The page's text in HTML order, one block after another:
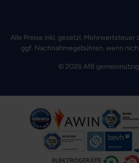
Alle Preise inkl. gesetzl. Mehrwertsteuer
ggf. Nachnahmegebühren, wenn
© 2026 AfB